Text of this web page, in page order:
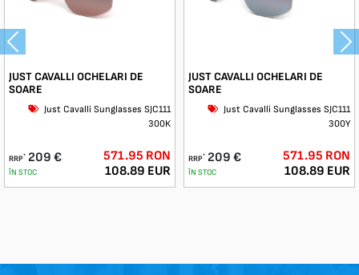
JUST CAVALLI OCHELARI DE
SOARE
Just Cavalli Sunglasses SJC111
300К
RRP* 209 €
ÎN STOC
571.95 RON
108.89 EUR
JUST CAVALLI OCHELARI DE
SOARE
Just Cavalli Sunglasses SJC111
300Y
RRP* 209 €
ÎN STOC
571.95 RON
108.89 EUR
Previous